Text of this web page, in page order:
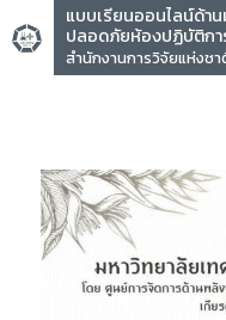
แบบเรียนออนไลน์ด้าน
ปลอดภัยห้องปฏิบัติกา
สำนักงานการวิจัยแห่งชา